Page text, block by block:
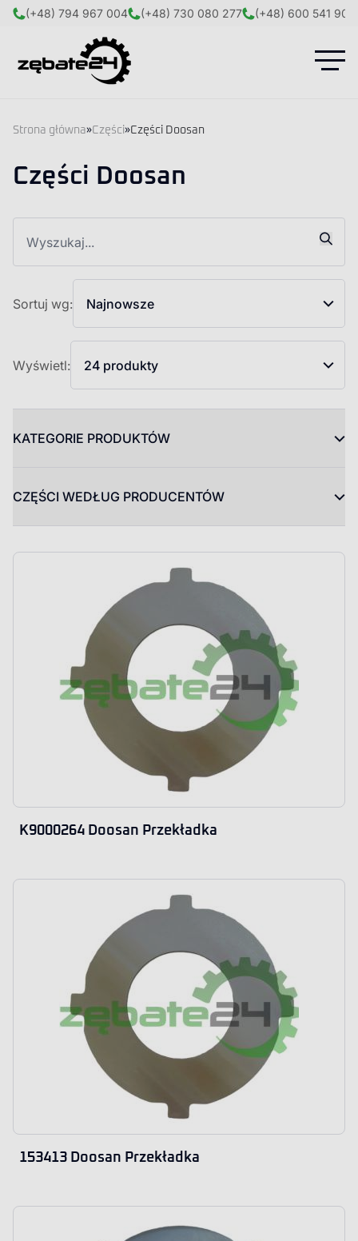
(+48) 794 967 004 (+48) 730 080 277 (+48) 600 541 908
Strona główna»Części»Części Doosan
Części Doosan
Sortuj wg: Najnowsze
Wyświetl: 24 produkty
KATEGORIE PRODUKTÓW
CZĘŚCI WEDŁUG PRODUCENTÓW
K9000264 Doosan Przekładka
153413 Doosan Przekładka